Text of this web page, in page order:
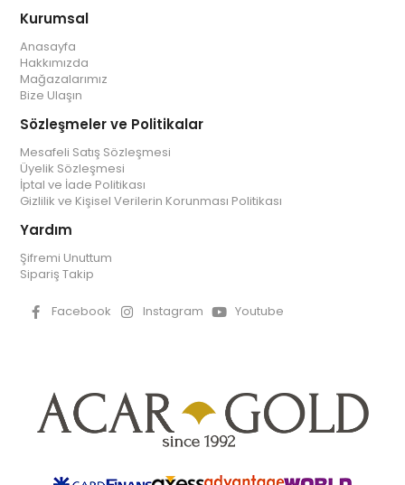
Kurumsal
Anasayfa
Hakkımızda
Mağazalarımız
Bize Ulaşın
Sözleşmeler ve Politikalar
Mesafeli Satış Sözleşmesi
Üyelik Sözleşmesi
İptal ve İade Politikası
Gizlilik ve Kişisel Verilerin Korunması Politikası
Yardım
Şifremi Unuttum
Sipariş Takip
Facebook Instagram Youtube